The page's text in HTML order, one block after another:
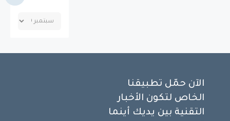
الآن حمّل تطبيقنا
الخاص لتكون الأخبار
التقنية بين يديك أينما